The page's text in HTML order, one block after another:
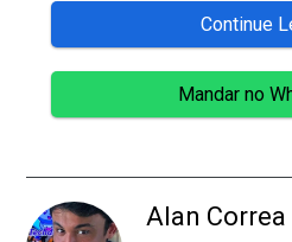
Continue
Mandar no
Alan Correa